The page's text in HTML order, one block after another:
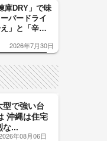
庫DRY」で味
パードライ
」と「辛
」が飲み頃の
2026年7月30日
型で強い台
沖縄は住宅
な...
年08月06日